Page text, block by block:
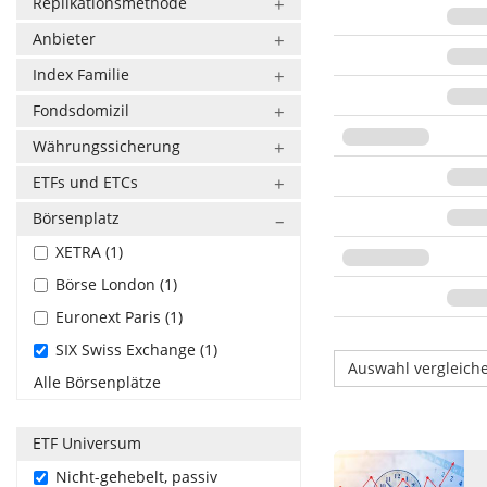
Anbieter
Index Familie
Fondsdomizil
Währungssicherung
ETFs und ETCs
Börsenplatz
XETRA (1)
Börse London (1)
Euronext Paris (1)
SIX Swiss Exchange (1)
Alle Börsenplätze
ETF Universum
Nicht-gehebelt, passiv
Auswahl